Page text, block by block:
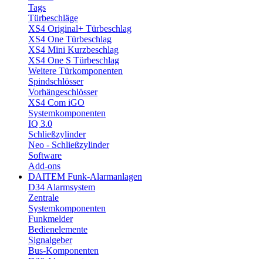
Tags
Türbeschläge
XS4 Original+ Türbeschlag
XS4 One Türbeschlag
XS4 Mini Kurzbeschlag
XS4 One S Türbeschlag
Weitere Türkomponenten
Spindschlösser
Vorhängeschlösser
XS4 Com iGO
Systemkomponenten
IQ 3.0
Schließzylinder
Neo - Schließzylinder
Software
Add-ons
DAITEM Funk-Alarmanlagen
D34 Alarmsystem
Zentrale
Systemkomponenten
Funkmelder
Bedienelemente
Signalgeber
Bus-Komponenten